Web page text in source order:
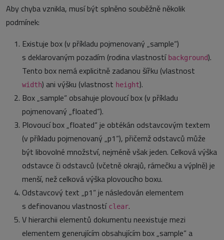
Aby chyba vznikla, musí být splněno souběžně několik
podmínek:
Existuje box (v příkladu pojmenovaný „sample“)
s deklarovaným pozadím (rodina vlastností background).
Tento box nemá explicitně zadanou šířku (vlastnost
width) ani výšku (vlastnost height).
Box „sample“ obsahuje plovoucí box (v příkladu
pojmenovaný „floated“).
Plovoucí box „floated“ je obtékán odstavcovým textem
(v příkladu pojmenovaný „p1“), přičemž odstavců může
být libovolné množství, nejméně však jeden. Celková výška
odstavce či odstavců (včetně okrajů, rámečku a výplně) je
menší, než celková výška plovoucího boxu.
Odstavcový text „p1“ je následován elementem
s definovanou vlastností clear.
V hierarchii elementů dokumentu neexistuje mezi
elementem generujícím obsahujícím box „sample“ a